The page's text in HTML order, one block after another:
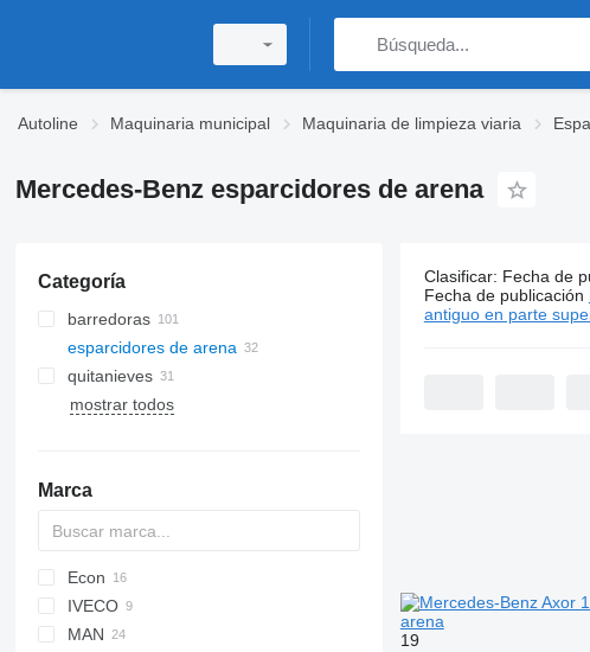
Autoline Maquinaria municipal Maquinaria de limpieza viaria
Mercedes-Benz esparcidores de arena
Categoría
barredoras
esparcidores de arena
quitanieves
mostrar todos
Marca
CF
LF
Econ
IVECO
Daily
N-Series
MAN
32 anuncios:
Clasificar: Fecha de
Fecha de publicación
antiguo en parte
arena
19